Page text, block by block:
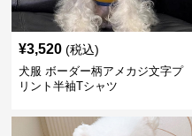
¥3,520 (税込)
犬服 ボーダー柄アメカジ文字プ
リント半袖Tシャツ